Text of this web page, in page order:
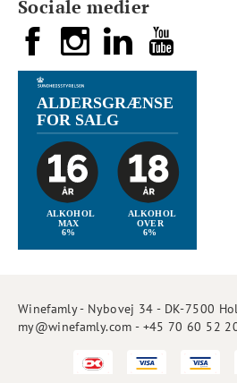
Sociale medier
Winefamly - Nybovej 34 - DK-7500
my@winefamly.com - +45 70 60 52